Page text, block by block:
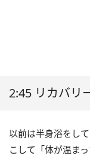
2:45 リカバリ
以前は半身浴をし
こして「体が温ま